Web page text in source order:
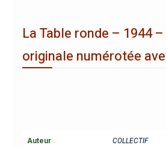
La Table ronde – 1944
originale numérotée
Auteur COLLECTIF